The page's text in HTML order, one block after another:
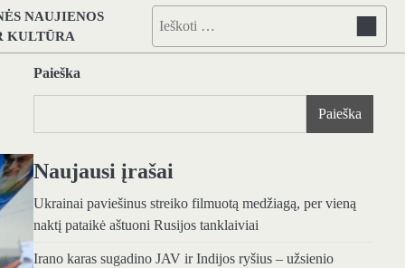
NAUJIENOS
KULTŪRA
Ieškoti:
Paieška
Paieška
Naujausi įrašai
Ukrainai paviešinus streiko filmuotą medžiagą, per vieną
naktį pataikė aštuoni Rusijos tanklaiviai
Irano karas sugadino JAV ir Indijos ryšius – užsienio